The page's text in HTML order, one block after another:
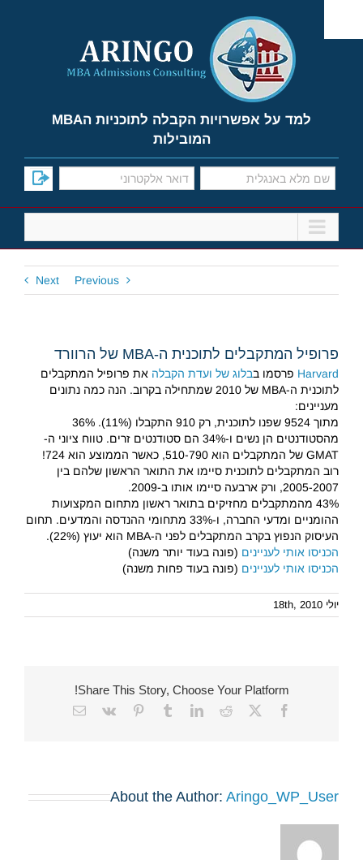
content
למד על אפשרויות הקבלה לתוכניות הMBA
המובילות
Previous
Next
פרופיל המתקבלים לתוכנית ה-MBA של הרוורד
Harvard פרסמו בבלוג של ועדת הקבלה את פרופיל המתקבלים
לתוכנית ה-MBA של 2010 שמתחילה בקרוב. הנה כמה נתונים
מעניינים:
מתוך 9524 שפנו לתוכנית, רק 910 התקבלו (11%). 36%
מהסטודנטים הן נשים ו-34% הם סטודנטים זרים. טווח ציוני ה-
GMAT של המתקבלים הוא 510-790, כאשר הממוצע הוא 724!
רוב המתקבלים לתוכנית סיימו את התואר הראשון שלהם בין
2005-2007, ורק ארבעה סיימו אותו ב-2009.
43% מהמתקבלים מחזיקים בתואר ראשון מתחום המקצועות
ההומניים ומדעי החברה, ו-33% מתחומי ההנדסה והמדעים. תחום
העיסוק הנפוץ בקרב המתקבלים לפני ה-MBA הוא יעוץ (22%).
הכניסו אותי לעניינים (פונה בעוד יותר משנה)
הכניסו אותי לעניינים (פונה בעוד פחות משנה)
יולי 18th, 2010
Share This Story, Choose Your Platform!
Facebook
X
Reddit
LinkedIn
Tumblr
Pinterest
Vk
Email
About the Author: Aringo_WP_User